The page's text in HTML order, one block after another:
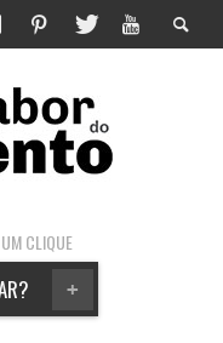
CLIQUE
+